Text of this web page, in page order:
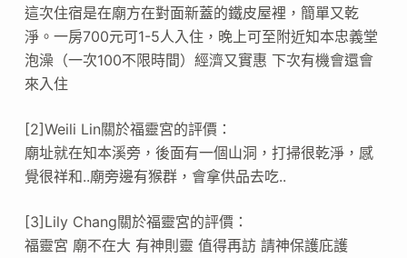
這次住宿是在廟方在對面新蓋的鐵皮屋裡，簡單又乾
淨。一房700元可1-5人入住，晚上可至附近知本忠義堂
泡澡（一次100不限時間）經濟又實惠 下次有機會還會
來入住
[2]Weili Lin關於福靈宮的評價：
廟址就在知本溪旁，後面有一個山洞，打掃很乾淨，感
覺很祥和..廟旁邊有猴群，會拿供品去吃..
[3]Lily Chang關於福靈宮的評價：
福靈宮 廟不在大 有神則靈 值得再訪 請神保護庇護